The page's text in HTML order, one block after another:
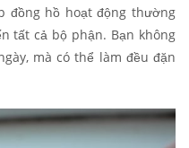
đồng hồ hoạt động thường
tất cả bộ phận. Bạn không
mà có thể làm đều đặn